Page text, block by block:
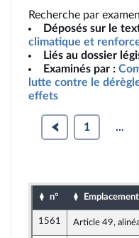
Recherche par
Déposés sur le
climatique et
Liés au dossier
Examinés par :
lutte contre le
effets
1 ...
n° Emplacement
1561 Article 49,